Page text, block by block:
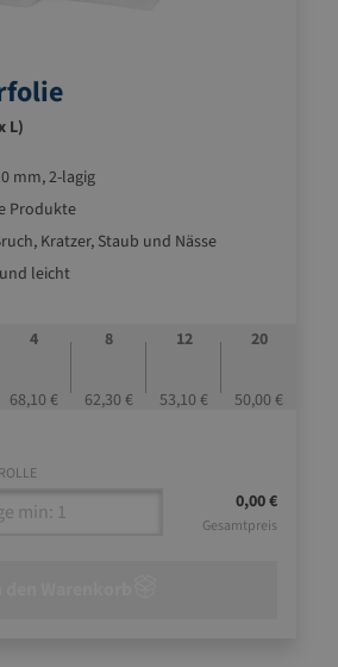
L)
mm, 2-lagig
Produkte
Kratzer, Staub und Nässe
leicht
4
68,10 €
8
62,30 €
12
53,10 €
20
50,00 €
0,00 €
Gesamtpreis